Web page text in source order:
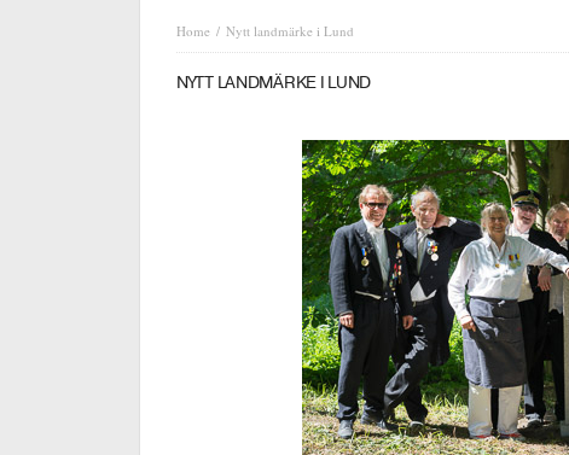
Home Nytt landmärke i Lund
NYTT LANDMÄRKE I LUND